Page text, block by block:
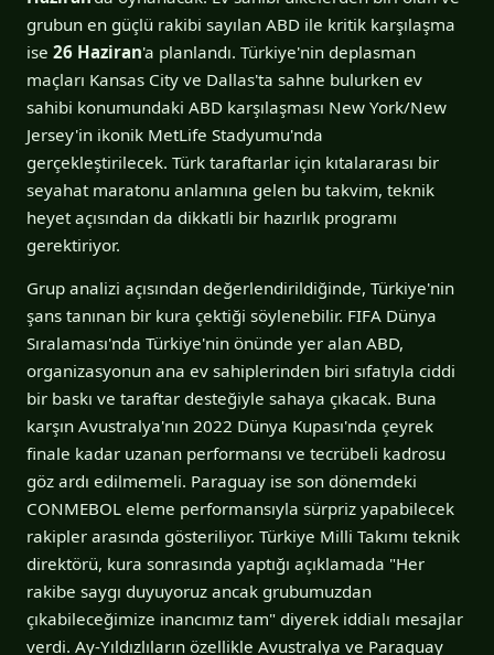
grubun en güçlü rakibi sayılan ABD ile kritik karşılaşma
ise 26 Haziran'a planlandı. Türkiye'nin deplasman
maçları Kansas City ve Dallas'ta sahne bulurken ev
sahibi konumundaki ABD karşılaşması New York/New
Jersey'in ikonik MetLife Stadyumu'nda
gerçekleştirilecek. Türk taraftarlar için kıtalararası bir
seyahat maratonu anlamına gelen bu takvim, teknik
heyet açısından da dikkatli bir hazırlık programı
gerektiriyor.
Grup analizi açısından değerlendirildiğinde, Türkiye'nin
şans tanınan bir kura çektiği söylenebilir. FIFA Dünya
Sıralaması'nda Türkiye'nin önünde yer alan ABD,
organizasyonun ana ev sahiplerinden biri sıfatıyla ciddi
bir baskı ve taraftar desteğiyle sahaya çıkacak. Buna
karşın Avustralya'nın 2022 Dünya Kupası'nda çeyrek
finale kadar uzanan performansı ve tecrübeli kadrosu
göz ardı edilmemeli. Paraguay ise son dönemdeki
CONMEBOL eleme performansıyla sürpriz yapabilecek
rakipler arasında gösteriliyor. Türkiye Milli Takımı teknik
direktörü, kura sonrasında yaptığı açıklamada "Her
rakibe saygı duyuyoruz ancak grubumuzdan
çıkabileceğimize inancımız tam" diyerek iddialı mesajlar
verdi. Ay-Yıldızlıların özellikle Avustralya ve Paraguay